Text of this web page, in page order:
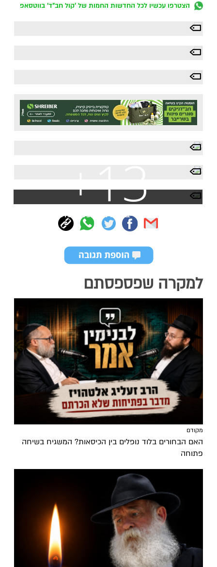
הצטרפו עכשיו לכל החדשות החמות של 'קול חב"ד' בווטסאפ
+13
צפה בעוד תמונות
למקרה שפספסתם
מקודם
האם הבחורים בלוד נופלים בין הכיסאות? המשגיח בשיחה
פתוחה